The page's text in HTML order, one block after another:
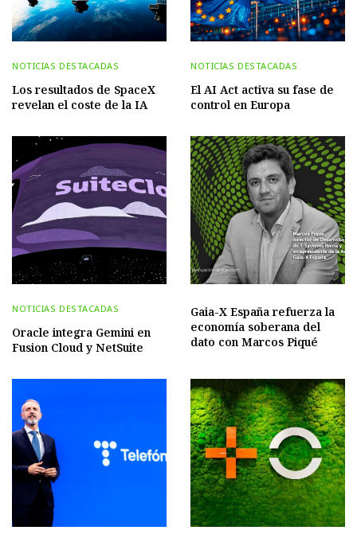
NOTICIAS DESTACADAS
Los resultados de SpaceX
revelan el coste de la IA
NOTICIAS DESTACADAS
El AI Act activa su fase de
control en Europa
NOTICIAS DESTACADAS
Oracle integra Gemini en
Fusion Cloud y NetSuite
Gaia-X España refuerza la
economía soberana del
dato con Marcos Piqué